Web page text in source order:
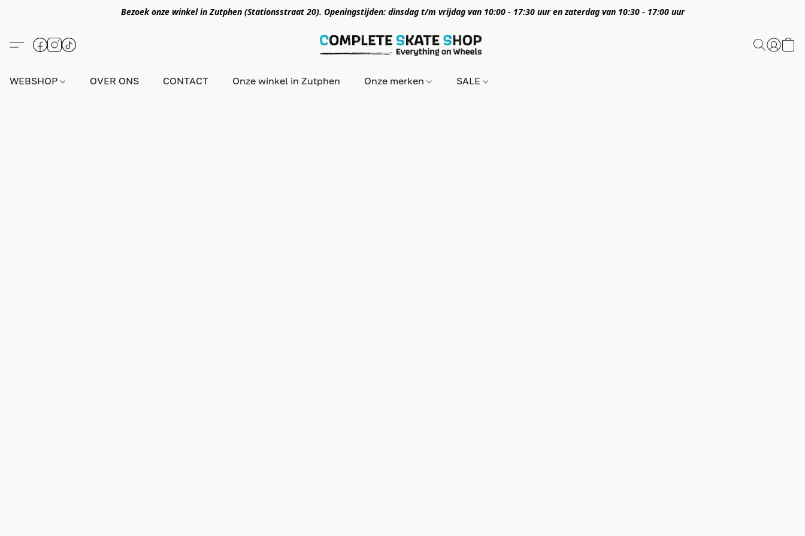
Bezoek onze winkel in Zutphen (Stationsstraat 20). Openingstijden: dinsdag t/m vrijdag van 10:00 - 17:30 uur en zaterdag van 10:30 - 17:00 uur
WEBSHOP OVER ONS CONTACT Onze winkel in Zutphen Onze merken SALE